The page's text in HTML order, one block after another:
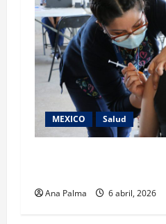
MEXICO Salud
Ana Palma 6 abril, 2026